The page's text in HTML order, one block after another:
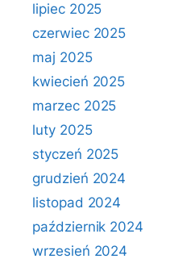
lipiec 2025
czerwiec 2025
maj 2025
kwiecień 2025
marzec 2025
luty 2025
styczeń 2025
grudzień 2024
listopad 2024
październik 2024
wrzesień 2024